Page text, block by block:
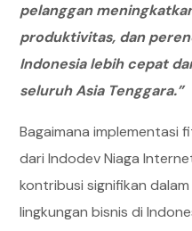
pelanggan
produktivitas, dan
Indonesia lebih cepat
seluruh Asia Tenggara.”
Bagaimana implementasi
dari Indodev Niaga
kontribusi signifikan
lingkungan bisnis di